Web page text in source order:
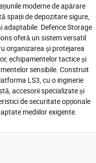
moderne de apărare
spații de depozitare sigure,
adaptabile. Defence Storage
oferă un sistem versatil
organizarea și protejarea
echipamentelor tactice și
sensibile. Construit
LS3, cu o inginerie
accesorii specializate și
de securitate opționale
mediilor exigente.